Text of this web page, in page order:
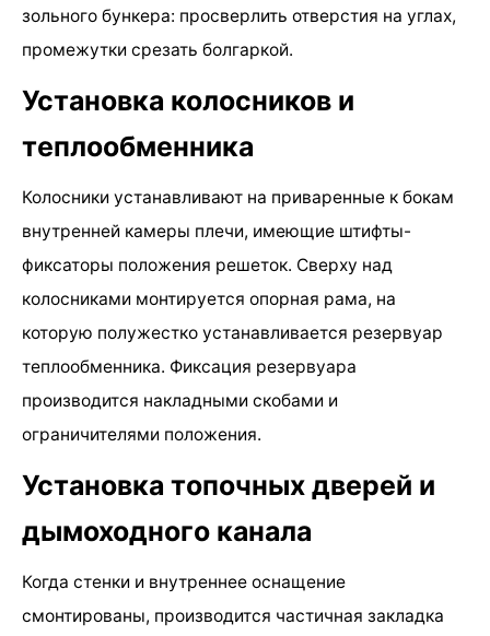
зольного бункера: просверлить отверстия на углах,
промежутки срезать болгаркой.
Установка колосников и
теплообменника
Колосники устанавливают на приваренные к бокам
внутренней камеры плечи, имеющие штифты-
фиксаторы положения решеток. Сверху над
колосниками монтируется опорная рама, на
которую полужестко устанавливается резервуар
теплообменника. Фиксация резервуара
производится накладными скобами и
ограничителями положения.
Установка топочных дверей и
дымоходного канала
Когда стенки и внутреннее оснащение
смонтированы, производится частичная закладка